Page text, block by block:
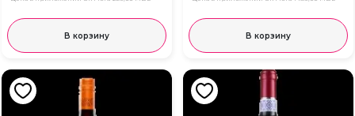
В корзину В корзину